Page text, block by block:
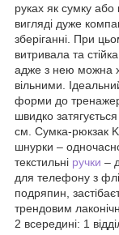
руках як сумку
вигляді дуже
зберіганні. При
витривала та
адже з нею можна
вільними.
форми до
швидко
см. Сумка-рюкзак
шнурки –
текстильні ручки –
для телефону з
подряпин,
трендовим
2 всередині: 1